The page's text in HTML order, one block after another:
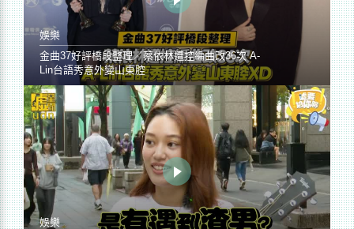
娛樂
金曲37好評橋段整理／蔡依林遭控編曲改36次 A-
Lin台語秀意外變山東腔
娛樂